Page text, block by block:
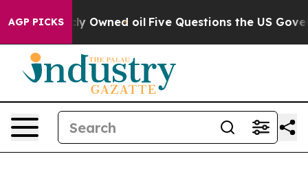
AGP PICKS
on Publicly Owned oil Five Questions the US